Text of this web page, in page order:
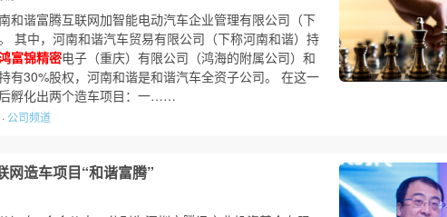
和谐富腾互联网加智能电动汽车企业管理有限公司（下
其中，河南和谐汽车贸易有限公司（下称河南和谐）持
富锦精密电子（重庆）有限公司（鸿海的附属公司）和
有30%股权，河南和谐是和谐汽车全资子公司。 在这一
孵化出两个造车项目：一……
公司频道
网造车项目“和谐富腾”